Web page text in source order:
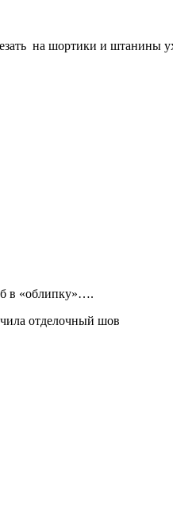
на шортики и штанины
в «облипку»….
отделочный шов